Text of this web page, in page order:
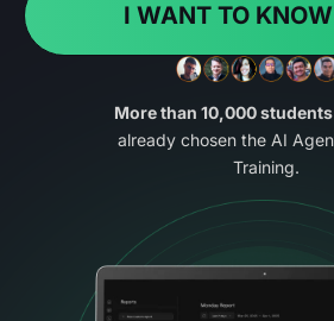
I WANT TO
More than 10,000 students
already chosen the AI
Training.